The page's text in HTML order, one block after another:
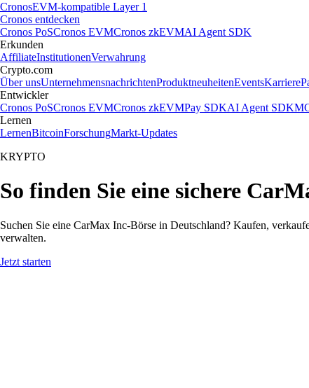
CronosEVM-kompatible Layer 1
Cronos entdecken
Cronos PoSCronos EVMCronos zkEVMAI Agent SDK
Erkunden
AffiliateInstitutionenVerwahrung
Crypto.com
Über unsUnternehmensnachrichtenProduktneuheitenEventsKarriere
Entwickler
Cronos PoSCronos EVMCronos zkEVMPay SDKAI Agent SDK
Lernen
LernenBitcoinForschungMarkt-Updates
KRYPTO
So finden Sie eine sichere
Suchen Sie eine CarMax Inc-Börse in Deutschland? Kaufen,
verwalten.
Jetzt starten